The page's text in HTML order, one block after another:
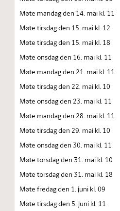
Møte mandag den 14. mai kl. 11
Møte tirsdag den 15. mai kl. 12
Møte tirsdag den 15. mai kl. 18
Møte onsdag den 16. mai kl. 11
Møte mandag den 21. mai kl. 11
Møte tirsdag den 22. mai kl. 10
Møte onsdag den 23. mai kl. 11
Møte mandag den 28. mai kl. 11
Møte tirsdag den 29. mai kl. 10
Møte onsdag den 30. mai kl. 11
Møte torsdag den 31. mai kl. 10
Møte torsdag den 31. mai kl. 18
Møte fredag den 1. juni kl. 09
Møte tirsdag den 5. juni kl. 11